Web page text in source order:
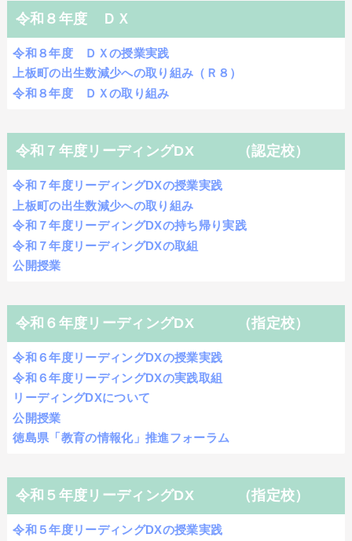
令和８年度 ＤＸ
令和８年度 ＤＸの授業実践
上板町の出生数減少への取り組み（Ｒ８）
令和８年度 ＤＸの取り組み
令和７年度リーディングDX （認定校）
令和７年度リーディングDXの授業実践
上板町の出生数減少への取り組み
令和７年度リーディングDXの持ち帰り実践
令和７年度リーディングDXの取組
公開授業
令和６年度リーディングDX （指定校）
令和６年度リーディングDXの授業実践
令和６年度リーディングDXの実践取組
リーディングDXについて
公開授業
徳島県「教育の情報化」推進フォーラム
令和５年度リーディングDX （指定校）
令和５年度リーディングDXの授業実践